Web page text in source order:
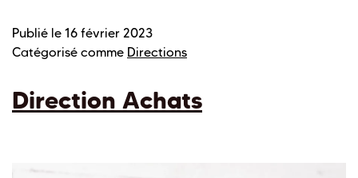
Publié le 16 février 2023
Catégorisé comme Directions
Direction Achats